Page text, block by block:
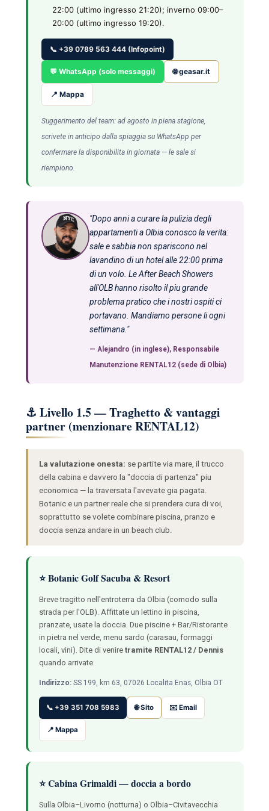
22:00 (ultimo ingresso 21:20); inverno 09:00–
20:00 (ultimo ingresso 19:20).
📞 +39 0789 563 444 (Infopoint)
💬 WhatsApp (solo messaggi) 🌐 geasar.it
📍 Mappa
Suggerimento del team: ad agosto in piena stagione,
scrivete in anticipo dalla spiaggia su WhatsApp per
confermare la disponibilita in giornata — le sale si
riempiono.
"Dopo anni a curare la pulizia degli
appartamenti a Olbia conosco la verita:
sale e sabbia non spariscono nel
lavandino di un hotel alle 22:00 prima
di un volo. Le After Beach Showers
all'OLB hanno risolto il piu grande
problema pratico che i nostri ospiti ci
portavano. Mandiamo persone li ogni
settimana."
— Alejandro (in inglese), Responsabile
Manutenzione RENTAL12 (sede di Olbia)
⚓ Livello 1.5 — Traghetto & vantaggi
partner (menzionare RENTAL12)
La valutazione onesta: se partite via mare, il trucco
della cabina e davvero la "doccia di partenza" piu
economica — la traversata l'avevate gia pagata.
Botanic e un partner reale che si prendera cura di voi,
soprattutto se volete combinare piscina, pranzo e
doccia senza andare in un beach club.
⭐ Botanic Golf Sacuba & Resort
Breve tragitto nell'entroterra da Olbia (comodo sulla
strada per l'OLB). Affittate un lettino in piscina,
pranzate, usate la doccia. Due piscine + Bar/Ristorante
in pietra nel verde, menu sardo (carasau, formaggi
locali, vini). Dite di venire tramite RENTAL12 / Dennis
quando arrivate.
Indirizzo:SS 199, km 63, 07026 Localita Enas, Olbia OT
📞 +39 351 708 5983 🌐 Sito ✉️ Email
📍 Mappa
⭐ Cabina Grimaldi — doccia a bordo
Sulla Olbia–Livorno (notturna) o Olbia–Civitavecchia